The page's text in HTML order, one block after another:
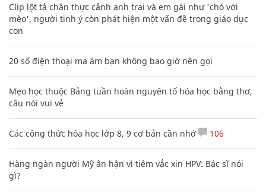
Clip lột tả chân thực cảnh anh trai và em gái như 'chó với
mèo', người tinh ý còn phát hiện một vấn đề trong giáo dục
con
20 số điện thoại ma ám bạn không bao giờ nên gọi
Mẹo học thuộc Bảng tuần hoàn nguyên tố hóa học bằng thơ,
câu nói vui vẻ
Các công thức hóa học lớp 8, 9 cơ bản cần nhớ 106
Hàng ngàn người Mỹ ân hận vì tiêm vắc xin HPV: Bác sĩ nói
gì?